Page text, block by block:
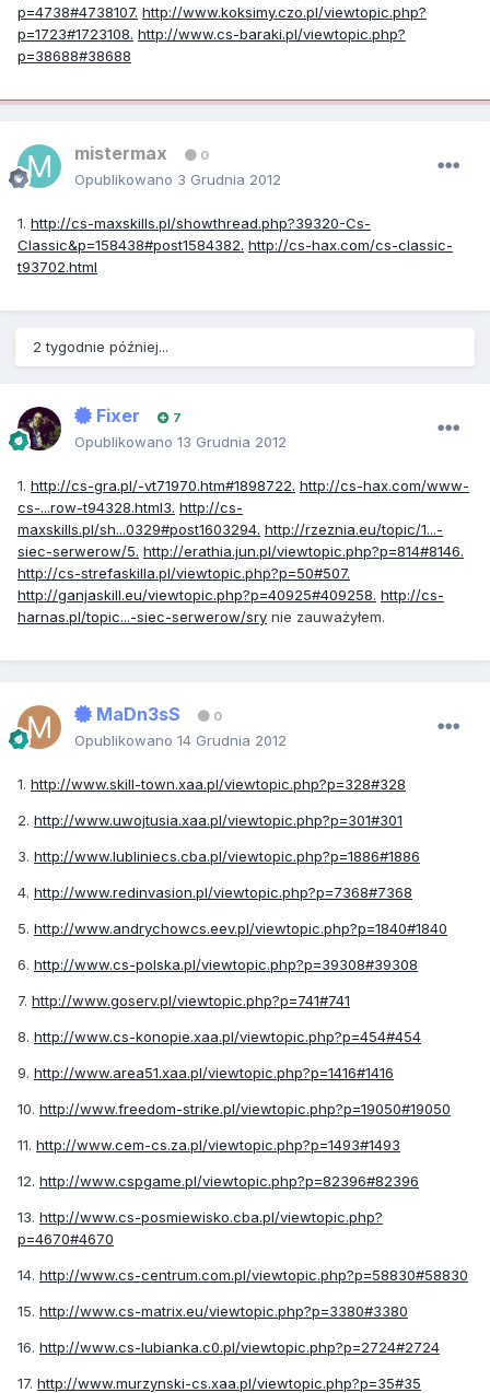
p=4738#4738107. http://www.koksimy.czo.pl/viewtopic.php?
p=1723#1723108. http://www.cs-baraki.pl/viewtopic.php?
p=38688#38688
mistermax 0
Opublikowano 3 Grudnia 2012
1. http://cs-maxskills.pl/showthread.php?39320-Cs-
Classic&p=158438#post1584382. http://cs-hax.com/cs-classic-
t93702.html
2 tygodnie później...
Fixer 7
Opublikowano 13 Grudnia 2012
1. http://cs-gra.pl/-vt71970.htm#1898722. http://cs-hax.com/www-
cs-...row-t94328.html3. http://cs-
maxskills.pl/sh...0329#post1603294. http://rzeznia.eu/topic/1...-
siec-serwerow/5. http://erathia.jun.pl/viewtopic.php?p=814#8146.
http://cs-strefaskilla.pl/viewtopic.php?p=50#507.
http://ganjaskill.eu/viewtopic.php?p=40925#409258. http://cs-
harnas.pl/topic...-siec-serwerow/sry nie zauważyłem.
MaDn3sS 0
Opublikowano 14 Grudnia 2012
1. http://www.skill-town.xaa.pl/viewtopic.php?p=328#328
2. http://www.uwojtusia.xaa.pl/viewtopic.php?p=301#301
3. http://www.lubliniecs.cba.pl/viewtopic.php?p=1886#1886
4. http://www.redinvasion.pl/viewtopic.php?p=7368#7368
5. http://www.andrychowcs.eev.pl/viewtopic.php?p=1840#1840
6. http://www.cs-polska.pl/viewtopic.php?p=39308#39308
7. http://www.goserv.pl/viewtopic.php?p=741#741
8. http://www.cs-konopie.xaa.pl/viewtopic.php?p=454#454
9. http://www.area51.xaa.pl/viewtopic.php?p=1416#1416
10. http://www.freedom-strike.pl/viewtopic.php?p=19050#19050
11. http://www.cem-cs.za.pl/viewtopic.php?p=1493#1493
12. http://www.cspgame.pl/viewtopic.php?p=82396#82396
13. http://www.cs-posmiewisko.cba.pl/viewtopic.php?
p=4670#4670
14. http://www.cs-centrum.com.pl/viewtopic.php?p=58830#58830
15. http://www.cs-matrix.eu/viewtopic.php?p=3380#3380
16. http://www.cs-lubianka.c0.pl/viewtopic.php?p=2724#2724
17. http://www.murzynski-cs.xaa.pl/viewtopic.php?p=35#35